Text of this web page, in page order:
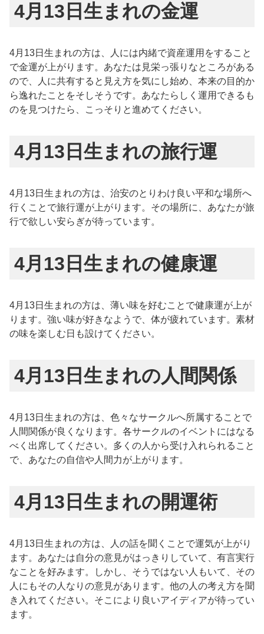
4月13日生まれの金運
4月13日生まれの方は、人には内緒で資産運用をすること
で金運が上がります。あなたは見栄っ張りなところがある
ので、人に共有すると見え方を気にし始め、本来の目的か
ら逸れたことをそしそうです。あなたらしく運用できるも
のを見つけたら、こっそりと進めてください。
4月13日生まれの旅行運
4月13日生まれの方は、治安のとりわけ良い平和な場所へ
行くことで旅行運が上がります。その場所に、あなたが旅
行で欲しい安らぎが待っています。
4月13日生まれの健康運
4月13日生まれの方は、薄い味を好むことで健康運が上が
ります。強い味が好きなようで、体が疲れています。素材
の味を楽しむ日も設けてください。
4月13日生まれの人間関係
4月13日生まれの方は、色々なサークルへ所属することで
人間関係が良くなります。各サークルのイベントにはなる
べく出席してください。多くの人から受け入れられること
で、あなたの自信や人間力が上がります。
4月13日生まれの開運術
4月13日生まれの方は、人の話を聞くことで運気が上がり
ます。あなたは自分の意見がはっきりしていて、有言実行
なことを好みます。しかし、そうではない人もいて、その
人にもその人なりの意見があります。他の人の考え方を聞
き入れてください。そこにより良いアイディアが待ってい
ます。